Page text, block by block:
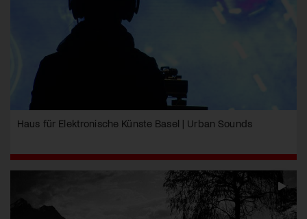
Haus für Elektronische Künste Basel | Urban Sounds